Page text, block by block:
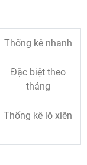
Thống kê nhanh
Đặc biệt theo
tháng
Thống kê lô xiên